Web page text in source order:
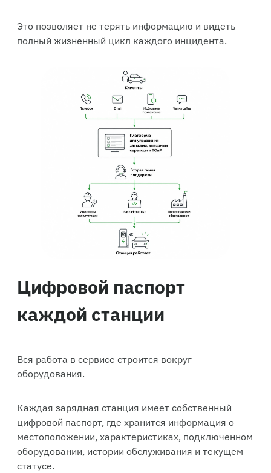
Это позволяет не терять информацию и видеть
полный жизненный цикл каждого инцидента.
Цифровой паспорт
каждой станции
Вся работа в сервисе строится вокруг
оборудования.
Каждая зарядная станция имеет собственный
цифровой паспорт, где хранится информация о
местоположении, характеристиках, подключенном
оборудовании, истории обслуживания и текущем
статусе.